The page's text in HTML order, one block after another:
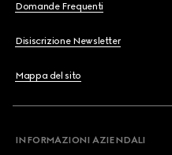
Domande Frequenti
Disiscrizione Newsletter
Mappa del sito
INFORMAZIONI AZIENDALI